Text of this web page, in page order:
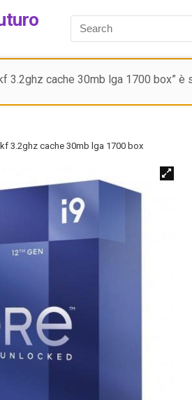
3.2ghz cache 30mb lga 1700 box” è
3.2ghz cache 30mb lga 1700 box